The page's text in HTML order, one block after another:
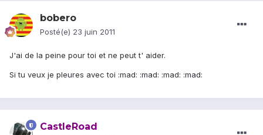
bobero
Posté(e) 23 juin 2011
J'ai de la peine pour toi et ne peut t' aider.
Si tu veux je pleures avec toi :mad: :mad: :mad: :mad:
CastleRoad